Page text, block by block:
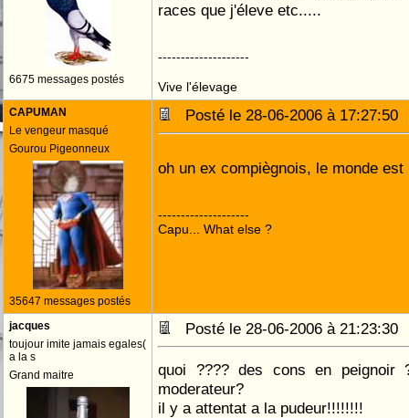
6675 messages postés
races que j'éleve etc.....
--------------------
Vive l'élevage
CAPUMAN
Le vengeur masqué
Gourou Pigeonneux
35647 messages postés
Posté le 28-06-2006 à
oh un ex compiègnois, le monde
--------------------
Capu... What else ?
jacques
toujour imite jamais egales(
a la s
Grand maitre
Posté le 28-06-2006 à
quoi ???? des cons en
moderateur?
il y a attentat a la pudeur!!!!!!!!